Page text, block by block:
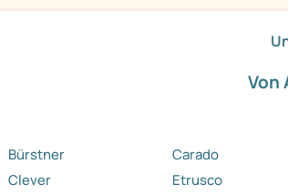
Von
Bürstner
Carado
Clever
Etrusco